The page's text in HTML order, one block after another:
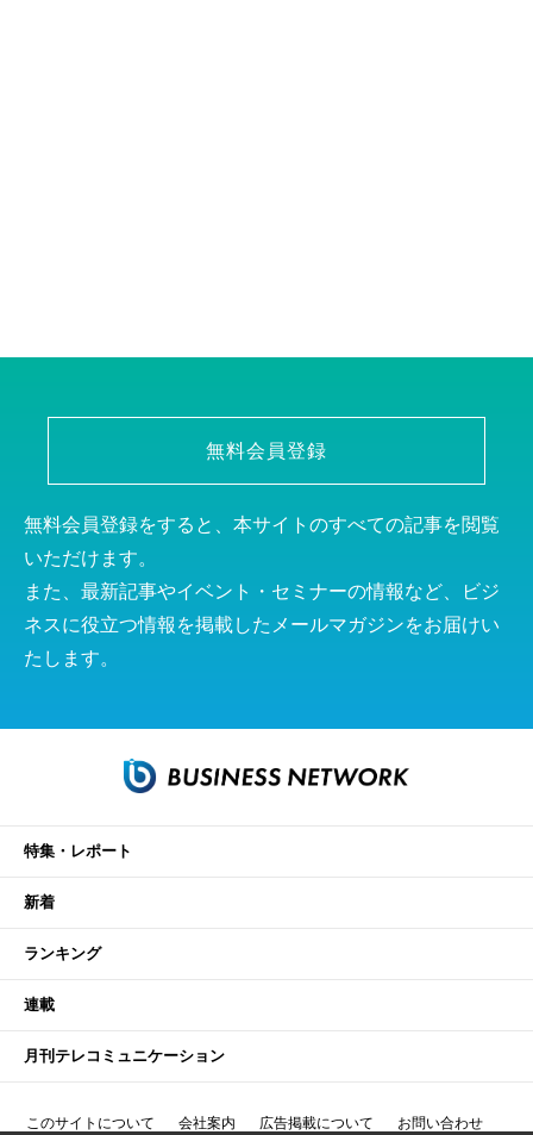
無料会員登録
無料会員登録をすると、本サイトのすべての記事を閲覧
いただけます。
また、最新記事やイベント・セミナーの情報など、ビジ
ネスに役立つ情報を掲載したメールマガジンをお届けい
たします。
特集・レポート
新着
ランキング
連載
月刊テレコミュニケーション
このサイトについて 会社案内 広告掲載について お問い合わせ